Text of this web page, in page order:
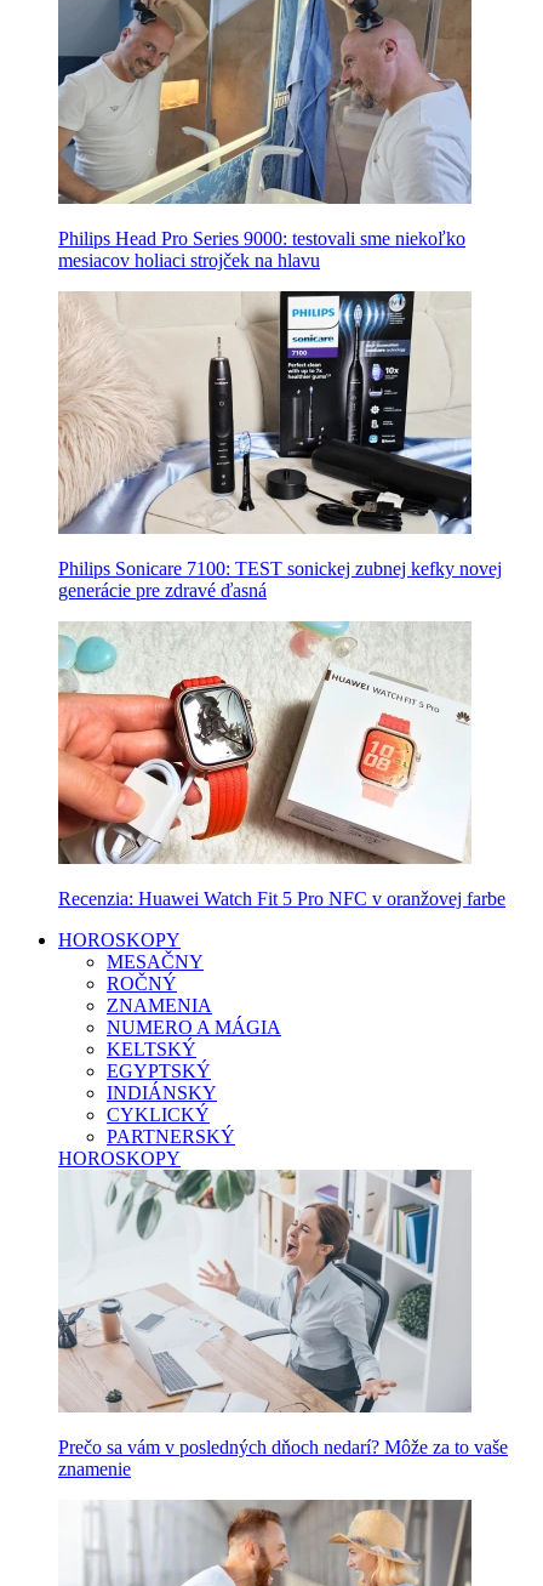
Philips Head Pro Series 9000: testovali sme niekoľko
mesiacov holiaci strojček na hlavu
Philips Sonicare 7100: TEST sonickej zubnej kefky novej
generácie pre zdravé ďasná
Recenzia: Huawei Watch Fit 5 Pro NFC v oranžovej farbe
HOROSKOPY
MESAČNY
ROČNÝ
ZNAMENIA
NUMERO A MÁGIA
KELTSKÝ
EGYPTSKÝ
INDIÁNSKY
CYKLICKÝ
PARTNERSKÝ
HOROSKOPY
Prečo sa vám v posledných dňoch nedarí? Môže za to vaše
znamenie